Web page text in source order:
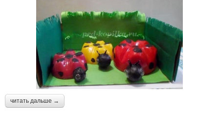
читать дальше →